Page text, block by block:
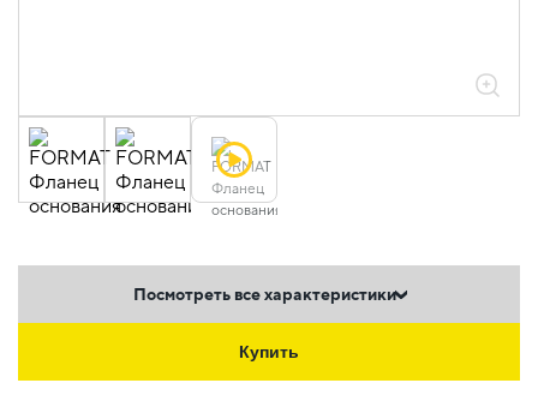
Посмотреть все характеристики
Купить